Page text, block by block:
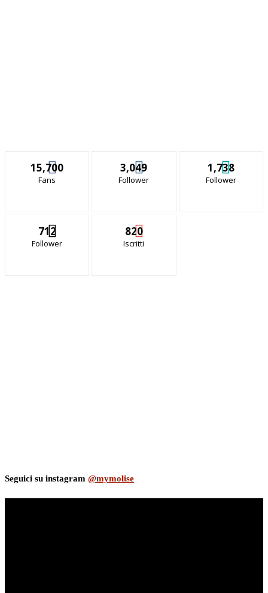
15,700
Fans
3,049
Follower
1,738
Follower
712
Follower
820
Iscritti
Seguici su instagram @mymolise